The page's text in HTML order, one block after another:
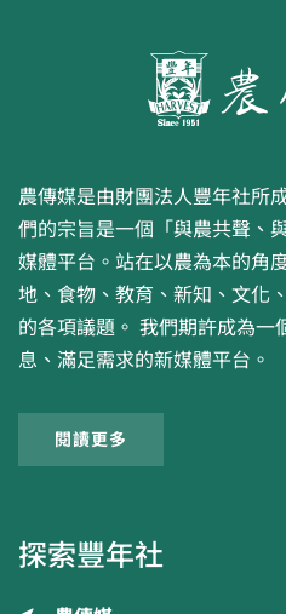
農傳媒是由財團法人豐年社
們的宗旨是一個「與農共聲
媒體平台。站在以農為本的
地、食物、教育、新知、文化
的各項議題。 我們期許成為
息、滿足需求的新媒體平台。
閱讀更多
探索豐年社